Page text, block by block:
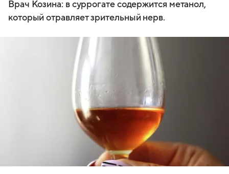
Врач Козина: в суррогате содержится метанол,
который отравляет зрительный нерв.